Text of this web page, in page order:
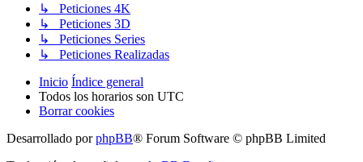
↳ Peticiones 4K
↳ Peticiones 3D
↳ Peticiones Series
↳ Peticiones Realizadas
Inicio Índice general
Todos los horarios son UTC
Borrar cookies
Desarrollado porphpBB® Forum Software © phpBB Limited